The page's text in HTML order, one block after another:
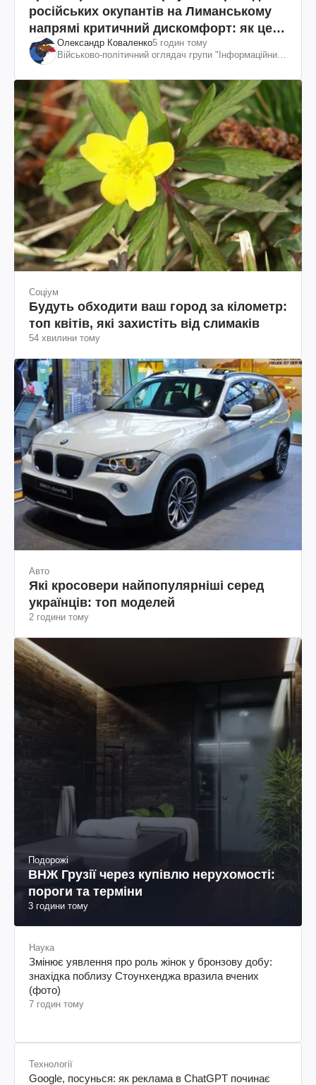
російських окупантів на Лиманському
напрямі критичний дискомфорт: як це
вдалосяОлександр Коваленко5 годин тому
Військово-політичний оглядач групи "Інформаційний
Соціум
Будуть обходити ваш город за кілометр:
топ квітів, які захистіть від слимаків
54 хвилини тому
Авто
Які кросовери найпопулярніші серед
українців: топ моделей
2 години тому
Подорожі
ВНЖ Грузії через купівлю нерухомості:
пороги та терміни
3 години тому
Наука
Змінює уявлення про роль жінок у бронзову добу:
знахідка поблизу Стоунхенджа вразила вчених
(фото)
7 годин тому
Технології
Google, посунься: як реклама в ChatGPT починає